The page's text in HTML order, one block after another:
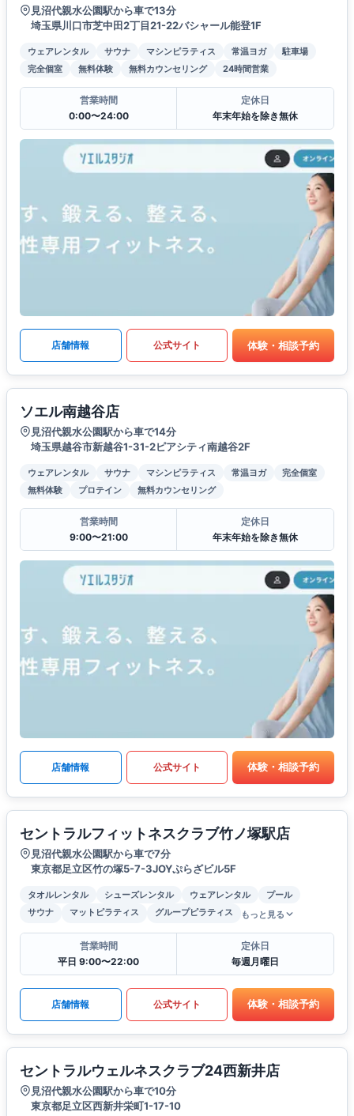
見沼代親水公園駅から車で13分
埼玉県川口市芝中田2丁目21-22バシャール能登1F
ウェアレンタル サウナ マシンピラティス 常温ヨガ
駐車場
完全個室
無料体験 無料カウンセリング 24時間営業
営業時間
0:00〜24:00
定休日
年末年始を除き無休
店舗情報 公式サイト 体験・相談予約
ソエル南越谷店
見沼代親水公園駅から車で14分
埼玉県越谷市新越谷1-31-2ピアシティ南越谷2F
ウェアレンタル サウナ マシンピラティス 常温ヨガ
完全個室
無料体験
プロテイン 無料カウンセリング
営業時間
9:00〜21:00
定休日
年末年始を除き無休
店舗情報 公式サイト 体験・相談予約
セントラルフィットネスクラブ竹ノ塚駅店
見沼代親水公園駅から車で7分
東京都足立区竹の塚5-7-3JOYぷらざビル5F
タオルレンタル シューズレンタル ウェアレンタル
プール
サウナ
マットピラティス グループピラティス もっと見る
営業時間
平日 9:00〜22:00
定休日
毎週月曜日
店舗情報 公式サイト 体験・相談予約
セントラルウェルネスクラブ24西新井店
見沼代親水公園駅から車で10分
東京都足立区西新井栄町1-17-10